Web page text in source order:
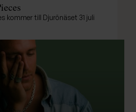
kommer till Djurönäset 31 juli